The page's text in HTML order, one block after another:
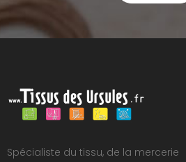
Spécialiste du tissu, de la mercerie